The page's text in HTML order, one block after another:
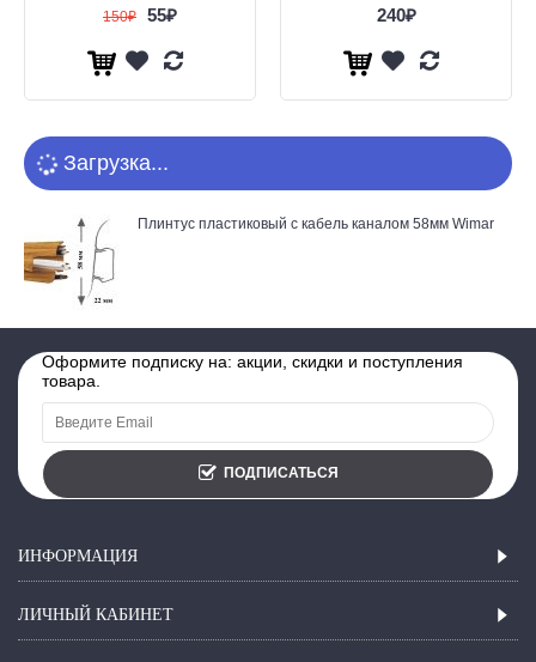
150₽ 55₽ 240₽
Загрузка...
Плинтус пластиковый с кабель каналом 58мм Wimar
Оформите подписку на: акции, скидки и поступления
товара.
ПОДПИСАТЬСЯ
ИНФОРМАЦИЯ
ЛИЧНЫЙ КАБИНЕТ